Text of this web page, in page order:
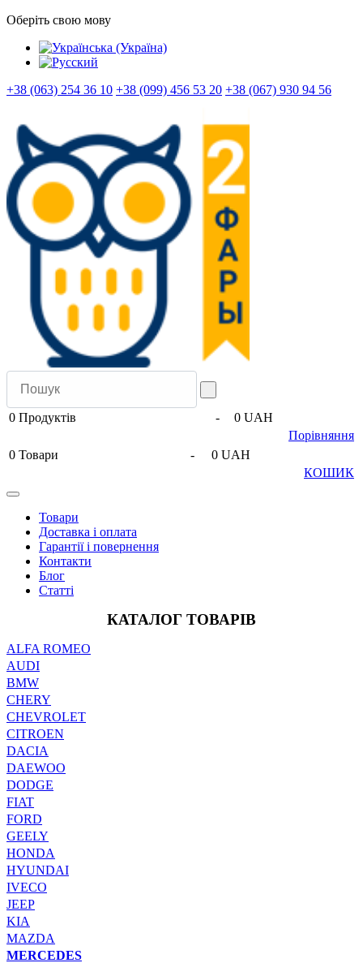
Оберіть свою мову
+38 (063) 254 36 10 +38 (099) 456 53 20 +38 (067) 930 94 56
0 Продуктів -
0 UAH
Порівняння
0 Товари -
0 UAH
КОШИК
Товари
Доставка і оплата
Гарантії і повернення
Контакти
Блог
Статті
КАТАЛОГ ТОВАРІВ
ALFA ROMEO
AUDI
BMW
CHERY
CHEVROLET
CITROEN
DACIA
DAEWOO
DODGE
FIAT
FORD
GEELY
HONDA
HYUNDAI
IVECO
JEEP
KIA
MAZDA
MERCEDES